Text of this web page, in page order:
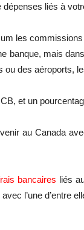
dépenses liés à
les
banque, mais
ou des aéroports,
et un
au Canada
bancaires liés
l’une d’entre